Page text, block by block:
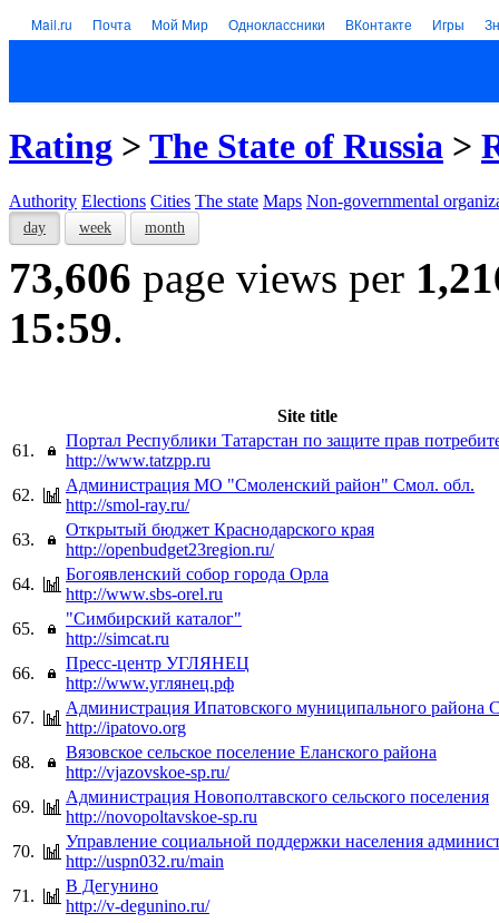
Mail.ru Почта Мой Мир Одноклассники ВКонтакте Игры
Rating > The State of Russia >
Authority Elections Cities The state Maps Non-governmental
day week month
73,606 page views per
15:59.
Site title
61.
Портал Республики Татарстан по защите прав
http://www.tatzpp.ru
62.
Администрация МО "Смоленский район" Смол. обл.
http://smol-ray.ru/
63.
Открытый бюджет Краснодарского края
http://openbudget23region.ru/
64.
Богоявленский собор города Орла
http://www.sbs-orel.ru
65.
"Симбирский каталог"
http://simcat.ru
66.
Пресс-центр УГЛЯНЕЦ
http://www.углянец.рф
67.
Администрация Ипатовского муниципального района
http://ipatovo.org
68.
Вязовское сельское поселение Еланского района
http://vjazovskoe-sp.ru/
69.
Администрация Новополтавского сельского поселения
http://novopoltavskoe-sp.ru
70.
Управление социальной поддержки населения
http://uspn032.ru/main
71.
В Дегунино
http://v-degunino.ru/